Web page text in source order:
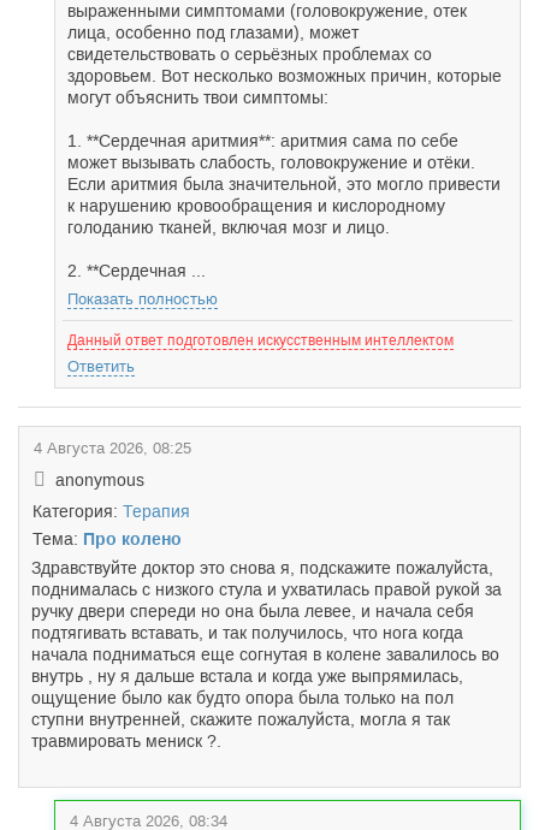
выраженными симптомами (головокружение, отек
лица, особенно под глазами), может
свидетельствовать о серьёзных проблемах со
здоровьем. Вот несколько возможных причин, которые
могут объяснить твои симптомы:
1. **Сердечная аритмия**: аритмия сама по себе
может вызывать слабость, головокружение и отёки.
Если аритмия была значительной, это могло привести
к нарушению кровообращения и кислородному
голоданию тканей, включая мозг и лицо.
2. **Сердечная ...
Показать полностью
Данный ответ подготовлен искусственным интеллектом
Ответить
4 Августа 2026, 08:25
anonymous
Категория: Терапия
Тема: Про колено
Здравствуйте доктор это снова я, подскажите пожалуйста,
поднималась с низкого стула и ухватилась правой рукой за
ручку двери спереди но она была левее, и начала себя
подтягивать вставать, и так получилось, что нога когда
начала подниматься еще согнутая в колене завалилось во
внутрь , ну я дальше встала и когда уже выпрямилась,
ощущение было как будто опора была только на пол
ступни внутренней, скажите пожалуйста, могла я так
травмировать мениск ?.
4 Августа 2026, 08:34